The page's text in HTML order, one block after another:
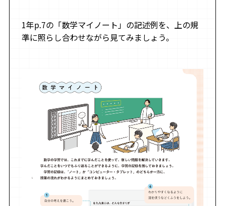
1年p.7の「数学マイノート」の記述例を、上の規
準に照らし合わせながら見てみましょう。